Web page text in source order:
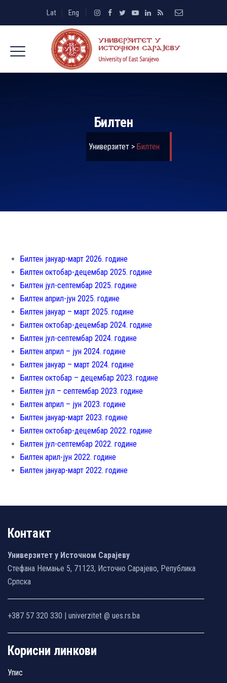
Lat Eng
Билтен
Универзитет > Билтен
Билтен јануар-март 2026. године
Билтен октобар-децембар 2025. године
Билтен јул-септембар 2025. године
Билтен април-јун 2025. године
Билтен јануар – март 2025. године
Билтен октобар-децембар 2024. године
Билтен јул-септембар 2024. године
Билтен април – јун 2024. године
Билтен јануар – март 2024. године
Билтен октобар – децембар 2023. године
Билтен јул – септембар 2023. године
Билтен април – jун 2023. године
Билтен јануар-март 2023. године
Билтен октобар-децембар 2022. године
Билтен јул-септембар 2022. године
Билтен арил-јун 2022. године
Билтен јануар-март 2022. године
Контакт
Универзитет у Источном Сарајеву
Стефана Немање 5, 71123, Источно Сарајево, Република
Српска
+387 57 320 330 | univerzitet @ ues.rs.ba
Корисни линкови
Упис